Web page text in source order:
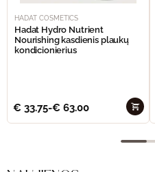
HADAT COSMETICS
Hadat Hydro Nutrient
Nourishing kasdienis plaukų
kondicionierius
€ 33.75-€ 63.00